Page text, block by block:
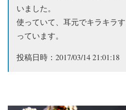
いました。
使っていて、耳元でキラキラ
っています。
投稿日時：2017/03/14 21:01:18